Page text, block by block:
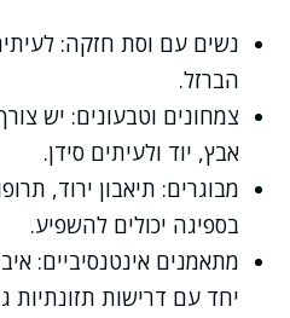
נשים עם וסת חזקה:
הברזל.
צמחונים וטבעונים: יש
אבץ, יוד ולעיתים סידן.
מבוגרים: תיאבון ירוד,
בספיגה יכולים להשפיע.
מתאמנים אינטנסיביים:
יחד עם דרישות תזונתיות